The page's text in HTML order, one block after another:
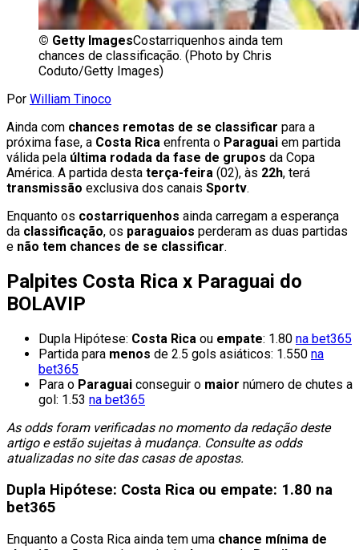
© Getty ImagesCostarriquenhos ainda tem
chances de classificação. (Photo by Chris
Coduto/Getty Images)
Por William Tinoco
Ainda com chances remotas de se classificar para a
próxima fase, a Costa Rica enfrenta o Paraguai em partida
válida pela última rodada da fase de grupos da Copa
América. A partida desta terça-feira (02), às 22h, terá
transmissão exclusiva dos canais Sportv.
Enquanto os costarriquenhos ainda carregam a esperança
da classificação, os paraguaios perderam as duas partidas
e não tem chances de se classificar.
Palpites Costa Rica x Paraguai do
BOLAVIP
Dupla Hipótese: Costa Rica ou empate: 1.80 na bet365
Partida para menos de 2.5 gols asiáticos: 1.550 na
bet365
Para o Paraguai conseguir o maior número de chutes a
gol: 1.53 na bet365
As odds foram verificadas no momento da redação deste
artigo e estão sujeitas à mudança. Consulte as odds
atualizadas no site das casas de apostas.
Dupla Hipótese: Costa Rica ou empate: 1.80 na
bet365
Enquanto a Costa Rica ainda tem uma chance mínima de